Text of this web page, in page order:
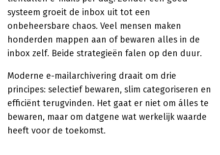
systeem groeit de inbox uit tot een
onbeheersbare chaos. Veel mensen maken
honderden mappen aan of bewaren alles in de
inbox zelf. Beide strategieën falen op den duur.
Moderne e-mailarchivering draait om drie
principes: selectief bewaren, slim categoriseren en
efficiënt terugvinden. Het gaat er niet om álles te
bewaren, maar om datgene wat werkelijk waarde
heeft voor de toekomst.